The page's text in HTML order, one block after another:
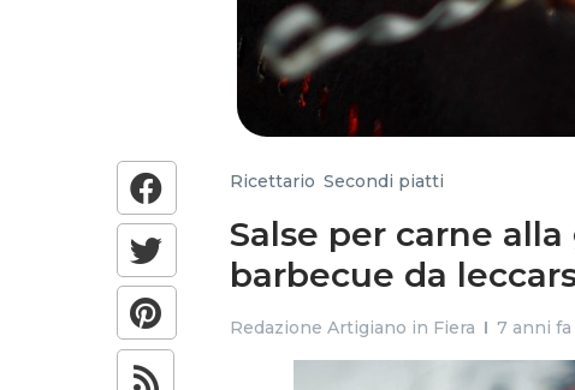
Ricettario Secondi piatti
Salse per carne
barbecue da
Redazione Artigiano in Fiera 7 anni fa